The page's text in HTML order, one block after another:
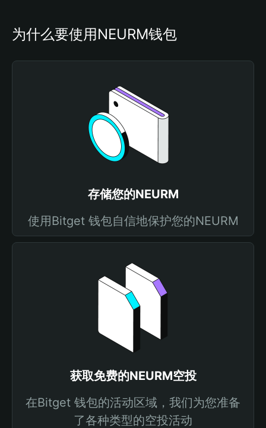
为什么要使用NEURM钱包
存储您的NEURM
使用Bitget 钱包自信地保护您的NEURM
获取免费的NEURM空投
在Bitget 钱包的活动区域，我们为您准备
了各种类型的空投活动